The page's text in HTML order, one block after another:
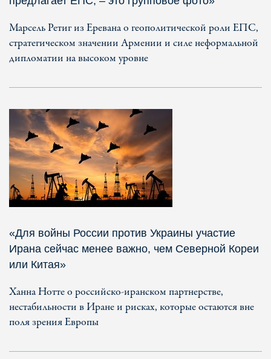
Марсель Ретиг из Еревана о геополитической роли ЕПС,
стратегическом значении Армении и силе неформальной
дипломатии на высоком уровне
«Для войны России против Украины участие
Ирана сейчас менее важно, чем Северной Кореи
или Китая»
Ханна Нотте о российско-иранском партнерстве,
нестабильности в Иране и рисках, которые остаются вне
поля зрения Европы